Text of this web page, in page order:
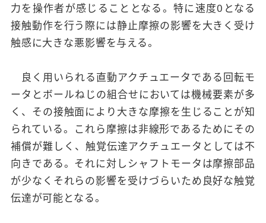
力を操作者が感じることとなる。特に速度0となる
接触動作を行う際には静止摩擦の影響を大きく受け
触感に大きな悪影響を与える。
良く用いられる直動アクチュエータである回転モ
ータとボールねじの組合せにおいては機械要素が多
く、その接触面により大きな摩擦を生じることが知
られている。これら摩擦は非線形であるためにその
補償が難しく、触覚伝達アクチュエータとしては不
向きである。それに対しシャフトモータは摩擦部品
が少なくそれらの影響を受けづらいため良好な触覚
伝達が可能となる。